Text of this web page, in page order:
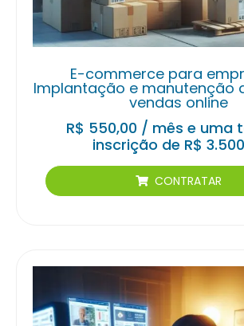
E-commerce para
Implantação e manutenção
vendas online
R$ 550,00 / mês e uma
inscrição de R$
CONTRATAR